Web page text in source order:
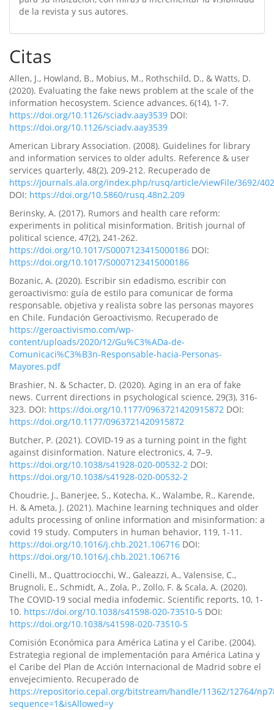
de la revista y sus autores.
Citas
Allen, J., Howland, B., Mobius, M., Rothschild, D., & Watts, D.
(2020). Evaluating the fake news problem at the scale of the
information hecosystem. Science advances, 6(14), 1-7.
https://doi.org/10.1126/sciadv.aay3539 DOI:
https://doi.org/10.1126/sciadv.aay3539
American Library Association. (2008). Guidelines for library
and information services to older adults. Reference & user
services quarterly, 48(2), 209-212. Recuperado de
https://journals.ala.org/index.php/rusq/article/viewFile/3692/
DOI: https://doi.org/10.5860/rusq.48n2.209
Berinsky, A. (2017). Rumors and health care reform:
experiments in political misinformation. British journal of
political science, 47(2), 241-262.
https://doi.org/10.1017/S0007123415000186 DOI:
https://doi.org/10.1017/S0007123415000186
Bozanic, A. (2020). Escribir sin edadismo, escribir con
geroactivismo: guía de estilo para comunicar de forma
responsable, objetiva y realista sobre las personas mayores
en Chile. Fundación Geroactivismo. Recuperado de
https://geroactivismo.com/wp-
content/uploads/2020/12/Gu%C3%ADa-de-
Comunicaci%C3%B3n-Responsable-hacia-Personas-
Mayores.pdf
Brashier, N. & Schacter, D. (2020). Aging in an era of fake
news. Current directions in psychological science, 29(3), 316-
323. DOI: https://doi.org/10.1177/0963721420915872 DOI:
https://doi.org/10.1177/0963721420915872
Butcher, P. (2021). COVID-19 as a turning point in the fight
against disinformation. Nature electronics, 4, 7–9.
https://doi.org/10.1038/s41928-020-00532-2 DOI:
https://doi.org/10.1038/s41928-020-00532-2
Choudrie, J., Banerjee, S., Kotecha, K., Walambe, R., Karende,
H. & Ameta, J. (2021). Machine learning techniques and older
adults processing of online information and misinformation: a
covid 19 study. Computers in human behavior, 119, 1-11.
https://doi.org/10.1016/j.chb.2021.106716 DOI:
https://doi.org/10.1016/j.chb.2021.106716
Cinelli, M., Quattrociocchi, W., Galeazzi, A., Valensise, C.,
Brugnoli, E., Schmidt, A., Zola, P., Zollo, F. & Scala, A. (2020).
The COVID-19 social media infodemic. Scientific reports, 10, 1-
10. https://doi.org/10.1038/s41598-020-73510-5 DOI:
https://doi.org/10.1038/s41598-020-73510-5
Comisión Económica para América Latina y el Caribe. (2004).
Estrategia regional de implementación para América Latina y
el Caribe del Plan de Acción Internacional de Madrid sobre el
envejecimiento. Recuperado de
https://repositorio.cepal.org/bitstream/handle/11362/12764/
sequence=1&isAllowed=y